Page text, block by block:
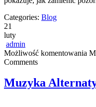
Categories: Blog
21
luty
admin
Możliwość komentowania
Comments
Muzyka